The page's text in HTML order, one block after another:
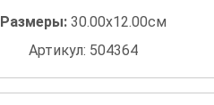
Размеры: 30.00x12.00см
Артикул: 504364